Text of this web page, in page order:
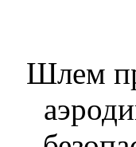
Шлем